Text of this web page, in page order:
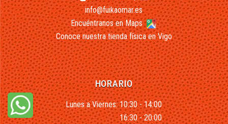
info@fuikaomar.es
Encuéntranos en Maps
Conoce nuestra tienda física en Vigo
HORARIO
Lunes a Viernes: 10:30 - 14:00
16:30 - 20:00